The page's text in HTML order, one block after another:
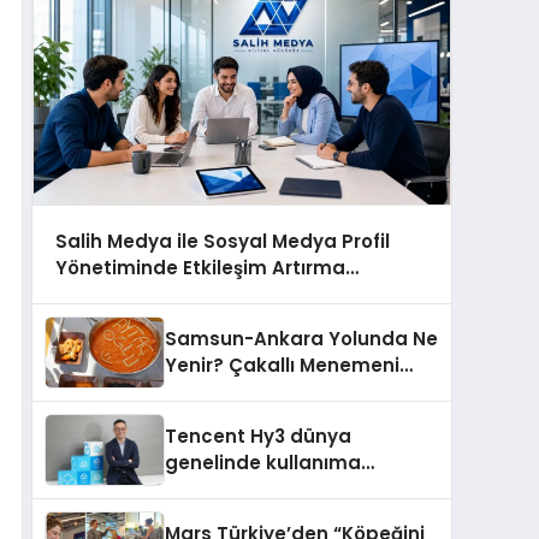
Salih Medya ile Sosyal Medya Profil
Yönetiminde Etkileşim Artırma
Samsun-Ankara Yolunda Ne
Yenir? Çakallı Menemeni
Tencent Hy3 dünya
genelinde kullanıma
Mars Türkiye’den “Köpeğini